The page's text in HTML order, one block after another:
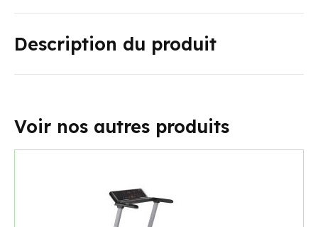
Description du produit
Voir nos autres produits